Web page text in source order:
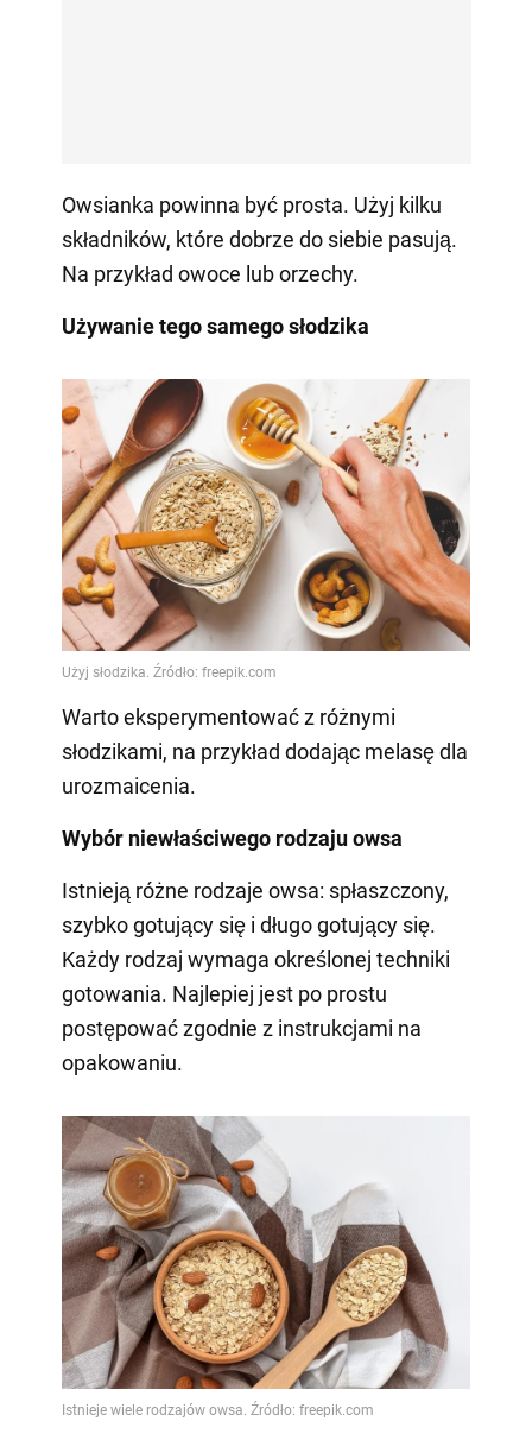
Owsianka powinna być prosta. Użyj kilku
składników, które dobrze do siebie pasują.
Na przykład owoce lub orzechy.
Używanie tego samego słodzika
Warto eksperymentować z różnymi
słodzikami, na przykład dodając melasę dla
urozmaicenia.
Wybór niewłaściwego rodzaju owsa
Istnieją różne rodzaje owsa: spłaszczony,
szybko gotujący się i długo gotujący się.
Każdy rodzaj wymaga określonej techniki
gotowania. Najlepiej jest po prostu
postępować zgodnie z instrukcjami na
opakowaniu.